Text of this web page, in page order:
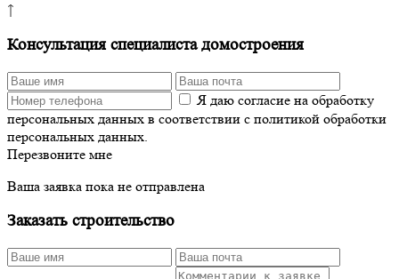
↑
Консультация специалиста домостроения
Я даю согласие на обработку
персональных данных в соответствии с политикой обработки
персональных данных.
Перезвоните мне
Ваша заявка пока не отправлена
Заказать строительство